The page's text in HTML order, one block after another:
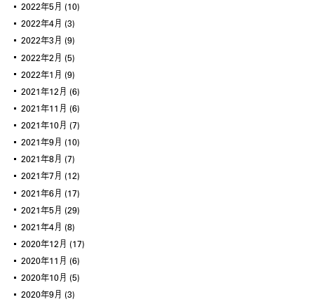
2022年5月 (10)
2022年4月 (3)
2022年3月 (9)
2022年2月 (5)
2022年1月 (9)
2021年12月 (6)
2021年11月 (6)
2021年10月 (7)
2021年9月 (10)
2021年8月 (7)
2021年7月 (12)
2021年6月 (17)
2021年5月 (29)
2021年4月 (8)
2020年12月 (17)
2020年11月 (6)
2020年10月 (5)
2020年9月 (3)